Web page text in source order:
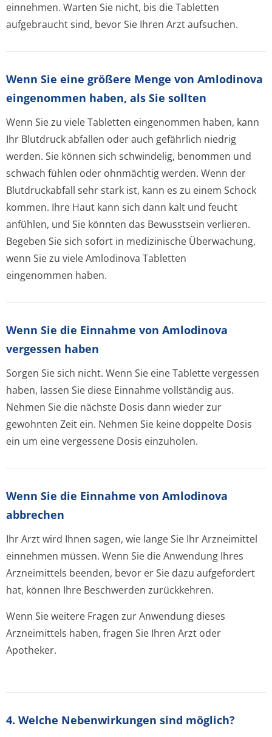
einnehmen. Warten Sie nicht, bis die Tabletten
aufgebraucht sind, bevor Sie Ihren Arzt aufsuchen.
Wenn Sie eine größere Menge von Amlodinova
eingenommen haben, als Sie sollten
Wenn Sie zu viele Tabletten eingenommen haben, kann
Ihr Blutdruck abfallen oder auch gefährlich niedrig
werden. Sie können sich schwindelig, benommen und
schwach fühlen oder ohnmächtig werden. Wenn der
Blutdruckabfall sehr stark ist, kann es zu einem Schock
kommen. Ihre Haut kann sich dann kalt und feucht
anfühlen, und Sie könnten das Bewusstsein verlieren.
Begeben Sie sich sofort in medizinische Überwachung,
wenn Sie zu viele Amlodinova Tabletten
eingenommen haben.
Wenn Sie die Einnahme von Amlodinova
vergessen haben
Sorgen Sie sich nicht. Wenn Sie eine Tablette vergessen
haben, lassen Sie diese Einnahme vollständig aus.
Nehmen Sie die nächste Dosis dann wieder zur
gewohnten Zeit ein. Nehmen Sie keine doppelte Dosis
ein um eine vergessene Dosis einzuholen.
Wenn Sie die Einnahme von Amlodinova
abbrechen
Ihr Arzt wird Ihnen sagen, wie lange Sie Ihr Arzneimittel
einnehmen müssen. Wenn Sie die Anwendung Ihres
Arzneimittels beenden, bevor er Sie dazu aufgefordert
hat, können Ihre Beschwerden zurückkehren.
Wenn Sie weitere Fragen zur Anwendung dieses
Arzneimittels haben, fragen Sie Ihren Arzt oder
Apotheker.
4. Welche Nebenwirkungen sind möglich?